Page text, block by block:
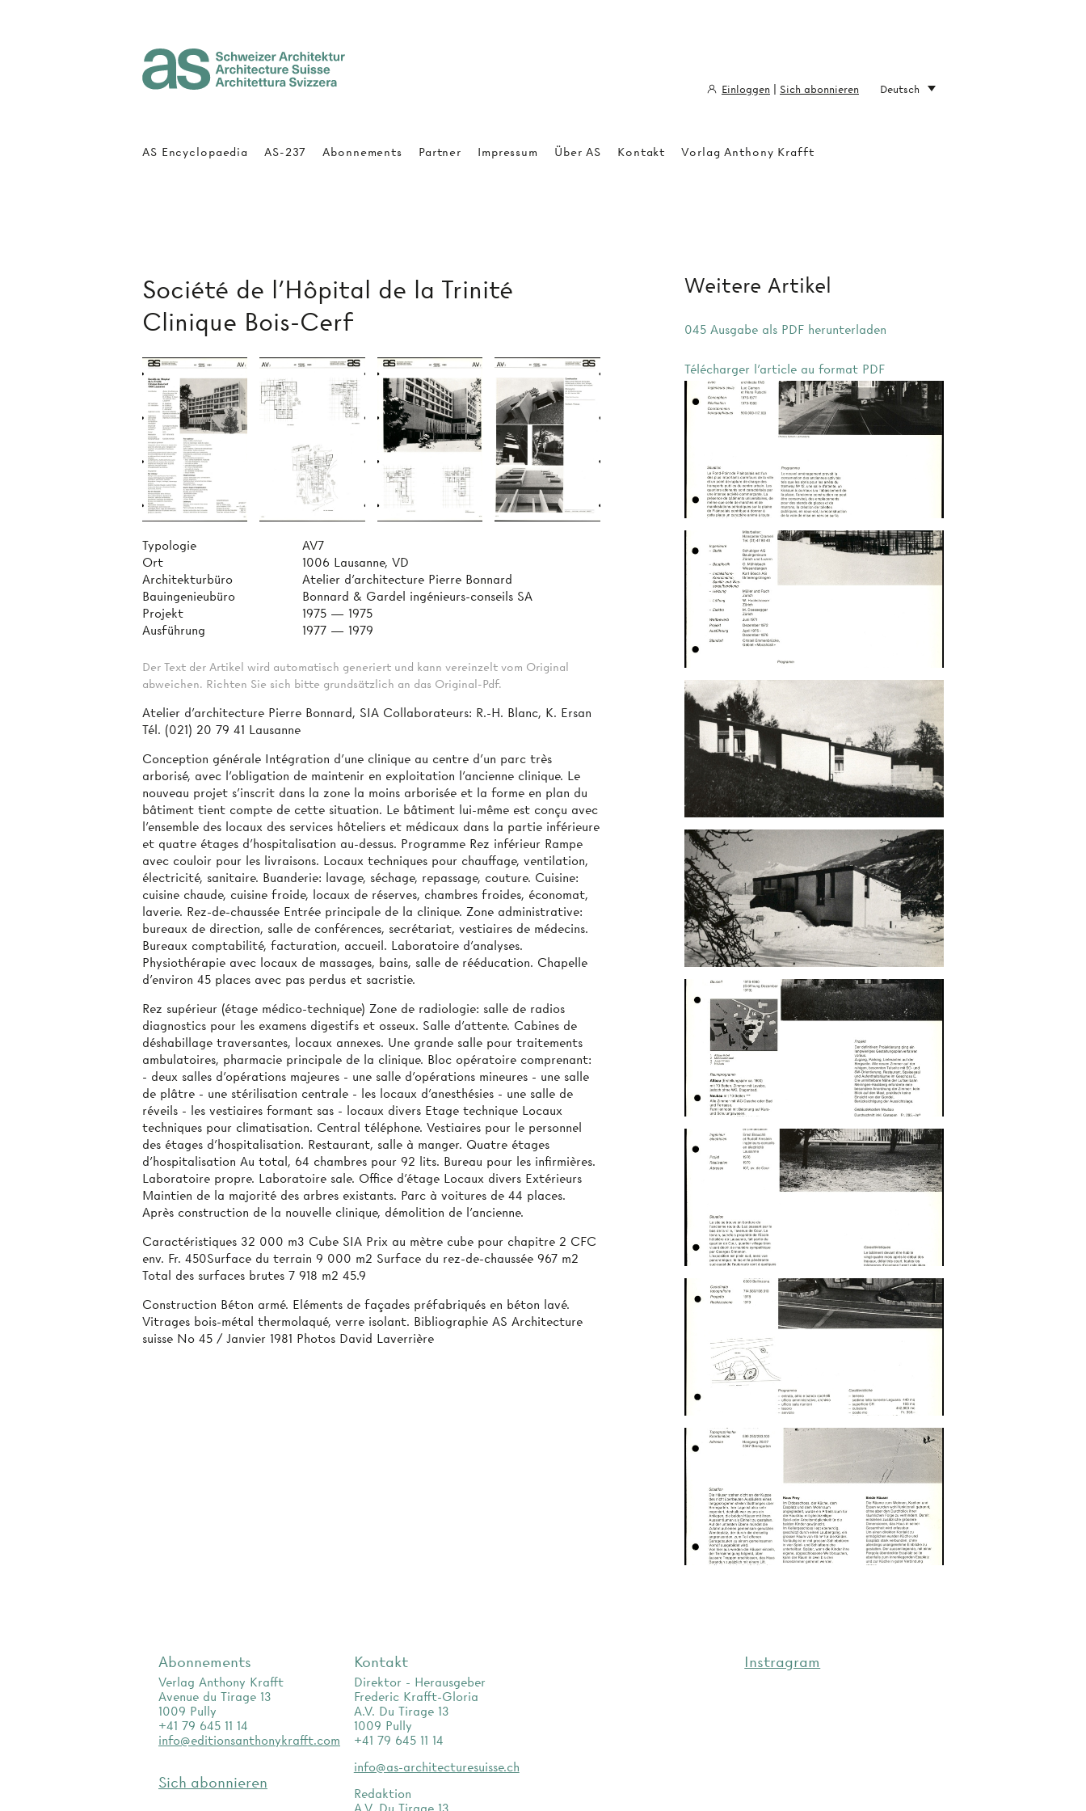
Société de l'Hôpital de la Trinité
Clinique Bois-Cerf
Typologie
AV7
Ort
1006 Lausanne, VD
Architekturbüro
Atelier d'architecture Pierre Bonnard
Bauingenieubüro
Bonnard & Gardel ingénieurs-conseils SA
Projekt
1975 — 1975
Ausführung
1977 — 1979
Der Text der Artikel wird automatisch generiert und kann vereinzelt vom Original
abweichen. Richten Sie sich bitte grundsätzlich an das Original-Pdf.
Atelier d’architecture Pierre Bonnard, SIA Collaborateurs: R.-H. Blanc, K. Ersan
Tél. (021) 20 79 41 Lausanne
Conception générale Intégration d’une clinique au centre d’un parc très
arborisé, avec l'obligation de maintenir en exploitation l’ancienne clinique. Le
nouveau projet s’inscrit dans la zone la moins arborisée et la forme en plan du
bâtiment tient compte de cette situation. Le bâtiment lui-même est conçu avec
l’ensemble des locaux des services hôteliers et médicaux dans la partie inférieure
et quatre étages d’hospitalisation au-dessus. Programme Rez inférieur Rampe
avec couloir pour les livraisons. Locaux techniques pour chauffage, ventilation,
électricité, sanitaire. Buanderie: lavage, séchage, repassage, couture. Cuisine:
cuisine chaude, cuisine froide, locaux de réserves, chambres froides, économat,
laverie. Rez-de-chaussée Entrée principale de la clinique. Zone administrative:
bureaux de direction, salle de conférences, secrétariat, vestiaires de médecins.
Bureaux comptabilité, facturation, accueil. Laboratoire d’analyses.
Physiothérapie avec locaux de massages, bains, salle de rééducation. Chapelle
d’environ 45 places avec pas perdus et sacristie.
Rez supérieur (étage médico-technique) Zone de radiologie: salle de radios
diagnostics pour les examens digestifs et osseux. Salle d'attente. Cabines de
déshabillage traversantes, locaux annexes. Une grande salle pour traitements
ambulatoires, pharmacie principale de la clinique. Bloc opératoire comprenant:
- deux salles d’opérations majeures - une salle d’opérations mineures - une salle
de plâtre - une stérilisation centrale - les locaux d’anesthésies - une salle de
réveils - les vestiaires formant sas - locaux divers Etage technique Locaux
techniques pour climatisation. Central téléphone. Vestiaires pour le personnel
des étages d'hospitalisation. Restaurant, salle à manger. Quatre étages
d’hospitalisation Au total, 64 chambres pour 92 lits. Bureau pour les infirmières.
Laboratoire propre. Laboratoire sale. Office d’étage Locaux divers Extérieurs
Maintien de la majorité des arbres existants. Parc à voitures de 44 places.
Après construction de la nouvelle clinique, démolition de l'ancienne.
Caractéristiques 32 000 m3 Cube SIA Prix au mètre cube pour chapitre 2 CFC
env. Fr. 450Surface du terrain 9 000 m2 Surface du rez-de-chaussée 967 m2
Total des surfaces brutes 7 918 m2 45.9
Construction Béton armé. Eléments de façades préfabriqués en béton lavé.
Vitrages bois-métal thermolaqué, verre isolant. Bibliographie AS Architecture
suisse No 45 / Janvier 1981 Photos David Laverrière
Weitere Artikel
045 Ausgabe als PDF herunterladen
Télécharger l'article au format PDF
AS Encyclopaedia AS-237 Abonnements Partner Impressum Über AS Kontakt Vorlag Anthony Krafft
Einloggen Sich abonnieren Deutsch
Abonnements
Verlag Anthony Krafft
Avenue du Tirage 13
1009 Pully
+41 79 645 11 14
info@editionsanthonykrafft.com
Sich abonnieren
Kontakt
Direktor - Herausgeber
Frederic Krafft-Gloria
A.V. Du Tirage 13
1009 Pully
+41 79 645 11 14
info@as-architecturesuisse.ch
Redaktion
Instragram